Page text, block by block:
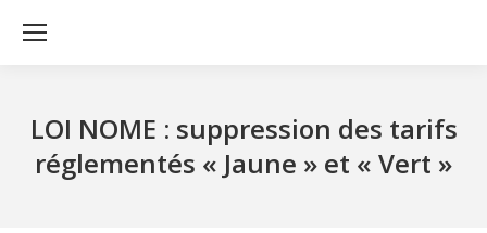
LOI NOME : suppression des tarifs
réglementés « Jaune » et « Vert »